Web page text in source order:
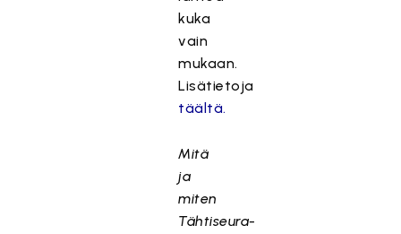
kuka
vain
mukaan.
Lisätietoja
täältä.
Mitä
ja
miten
Tähtiseura-